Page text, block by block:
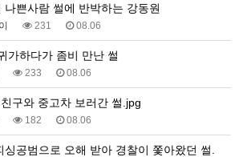
나쁜사람 썰에 반박하는 강동원
231 08.06
가하다가 좀비 만난 썰
233 08.06
구와 중고차 보러간 썰.jpg
182 08.06
싱공범으로 오해 받아 경찰이 쫓아왔던 썰.